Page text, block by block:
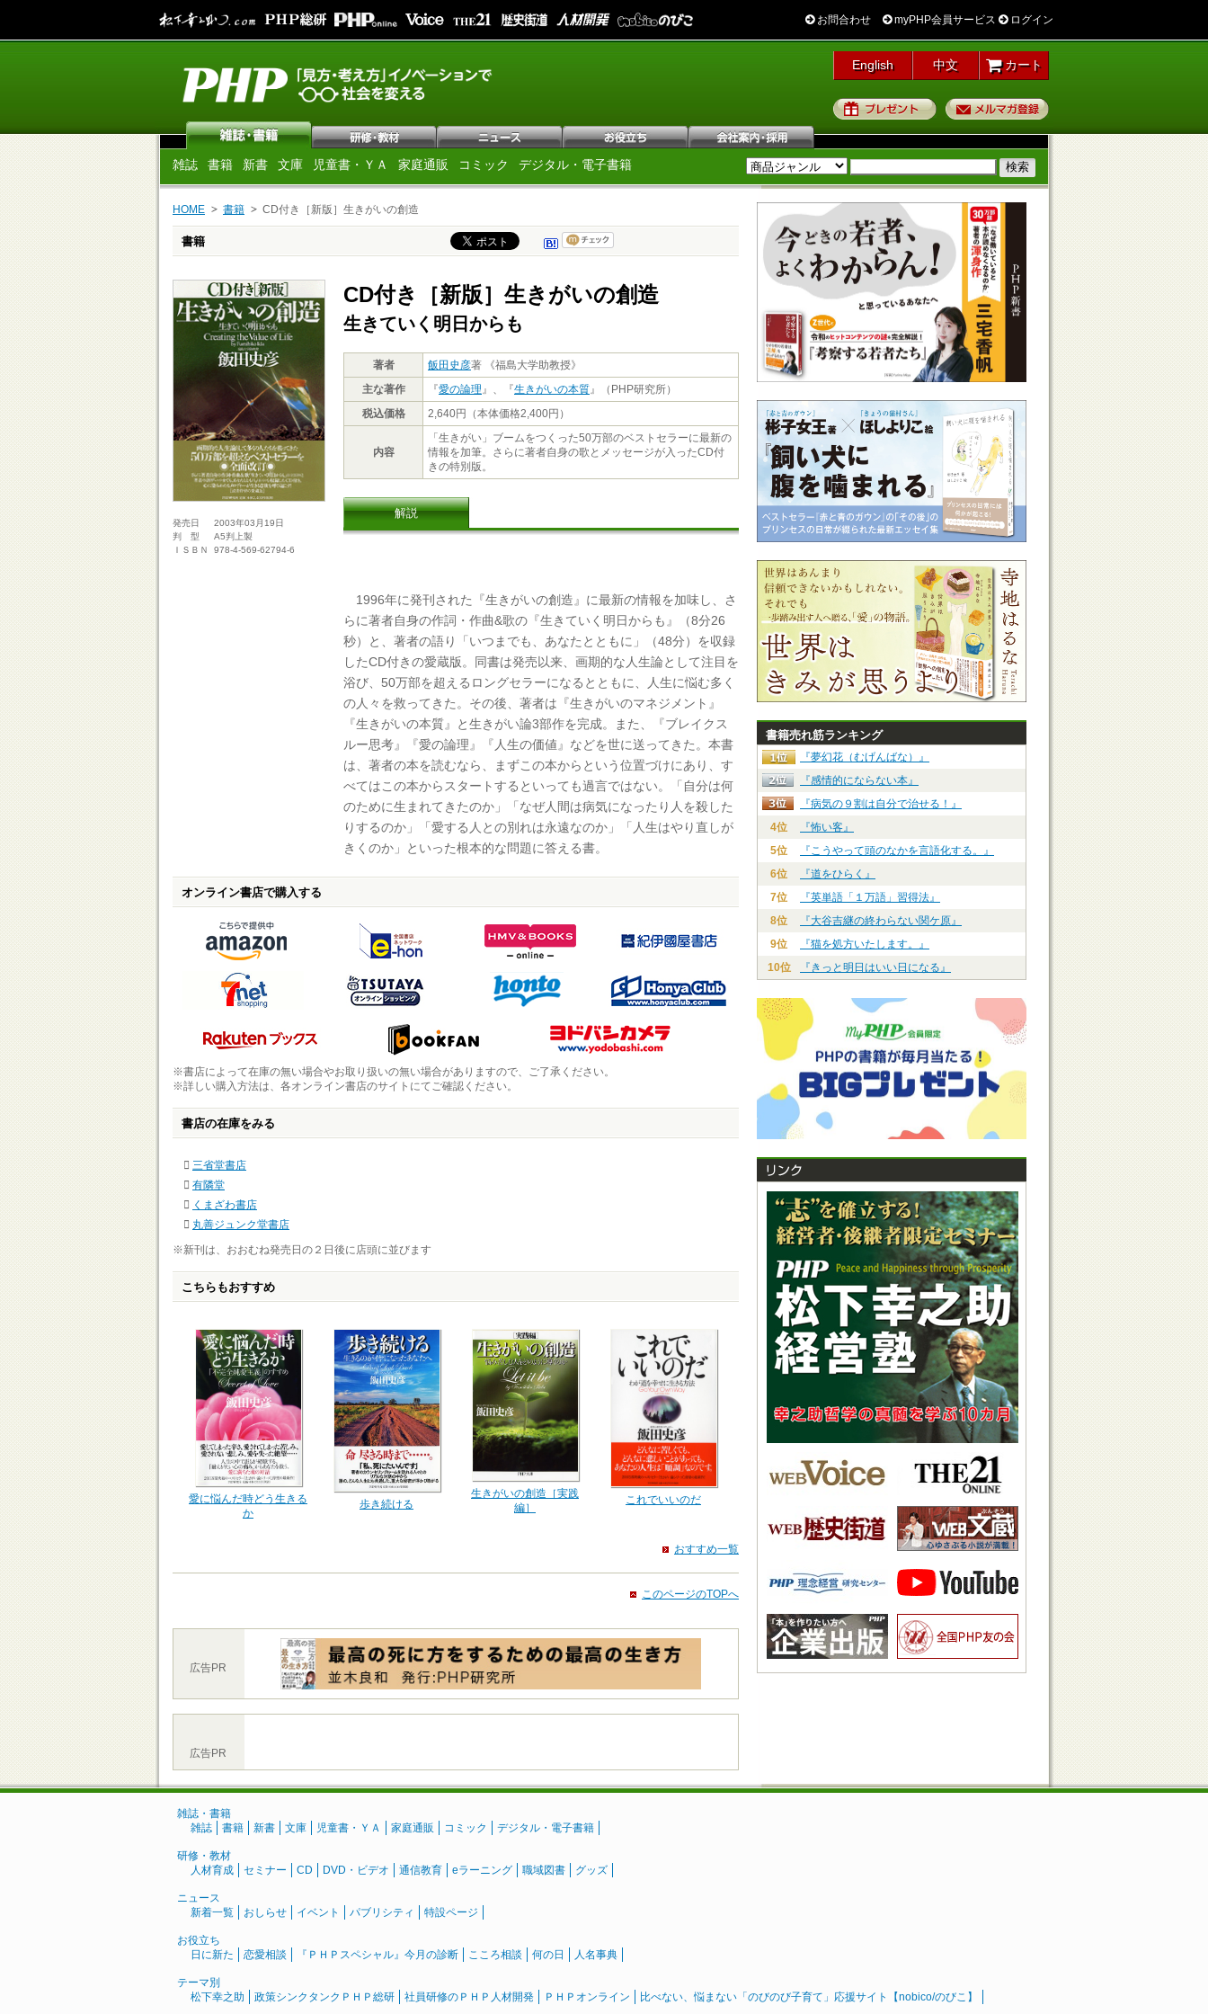
お問合わせ myPHP会員サービス ログイン
English 中文 カート
プレゼント
雑誌 書籍 新書 文庫 児童書・ＹＡ 家庭通販 コミック デジタル・電子書籍
HOME 書籍 CD付き［新版］生きがいの創造
書籍
発売日
2003年03月19日
判 型
A5判上製
ＩＳＢＮ
978-4-569-62794-6
CD付き［新版］生きがいの創造
生きていく明日からも
著者 飯田史彦著 《福島大学助教授》
主な著作
『愛の論理 』、『生きがいの本質』（PHP研究所）
税込価格
2,640円（本体価格2,400円）
内容
「生きがい」ブームをつくった50万部のベストセラーに最新の
情報を加筆。さらに著者自身の歌とメッセージが入ったCD付
きの特別版。
解説
1996年に発刊された『生きがいの創造』に最新の情報を加味し、さ
らに著者自身の作詞・作曲&歌の『生きていく明日からも』（8分26
秒）と、著者の語り「いつまでも、あなたとともに」（48分）を収録
したCD付きの愛蔵版。同書は発売以来、画期的な人生論として注目を
浴び、50万部を超えるロングセラーになるとともに、人生に悩む多く
の人々を救ってきた。その後、著者は『生きがいのマネジメント』
『生きがいの本質』と生きがい論3部作を完成。また、『ブレイクス
ルー思考』『愛の論理』『人生の価値』などを世に送ってきた。本書
は、著者の本を読むなら、まずこの本からという位置づけにあり、す
べてはこの本からスタートするといっても過言ではない。「自分は何
のために生まれてきたのか」「なぜ人間は病気になったり人を殺した
りするのか」「愛する人との別れは永遠なのか」「人生はやり直しが
きくのか」といった根本的な問題に答える書。
オンライン書店で購入する
※書店によって在庫の無い場合やお取り扱いの無い場合がありますので、ご了承ください。
※詳しい購入方法は、各オンライン書店のサイトにてご確認ください。
書店の在庫をみる
三省堂書店
有隣堂
くまざわ書店
丸善ジュンク堂書店
※新刊は、おおむね発売日の２日後に店頭に並びます
こちらもおすすめ
愛に悩んだ時どう生きる
か
歩き続ける
生きがいの創造［実践
編］
これでいいのだ
おすすめ一覧
このページのTOPへ
広告PR
広告PR
書籍売れ筋ランキング
『夢幻花（むげんばな）』
『感情的にならない本』
『病気の９割は自分で治せる！』
4位
『怖い客』
5位
『こうやって頭のなかを言語化する。』
6位
『道をひらく』
7位
『英単語「１万語」習得法』
8位
『大谷吉継の終わらない関ケ原』
9位
『猫を処方いたします。』
10位
『きっと明日はいい日になる』
雑誌・書籍
雑誌
書籍 新書 文庫 児童書・ＹＡ 家庭通販 コミック デジタル・電子書籍
研修・教材
人材育成
セミナー CD DVD・ビデオ 通信教育 eラーニング 職域図書 グッズ
ニュース
新着一覧
おしらせ イベント パブリシティ 特設ページ
お役立ち
日に新た
恋愛相談 『ＰＨＰスペシャル』今月の診断 こころ相談 何の日 人名事典
テーマ別
松下幸之助
政策シンクタンクＰＨＰ総研 社員研修のＰＨＰ人材開発 ＰＨＰオンライン 比べない、悩まない「のびのび子育て」応援サイト【nobico/のびこ】